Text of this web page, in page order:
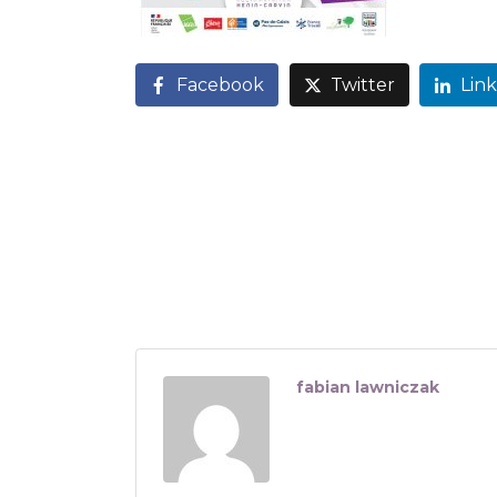
Facebook Twitter
fabian lawniczak